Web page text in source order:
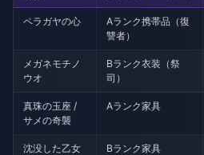
ペラガヤの心
Aランク携帯品（復
讐者）
メガネモチノ
ウオ
Bランク衣装（祭
司）
真珠の玉座 /
サメの奇襲
Aランク家具
沈没した乙女 Bランク家具